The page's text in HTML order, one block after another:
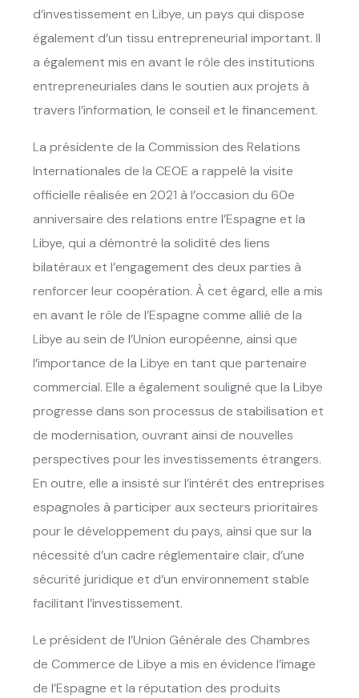
d’investissement en Libye, un pays qui dispose
également d’un tissu entrepreneurial important. Il
a également mis en avant le rôle des institutions
entrepreneuriales dans le soutien aux projets à
travers l’information, le conseil et le financement.
La présidente de la Commission des Relations
Internationales de la CEOE a rappelé la visite
officielle réalisée en 2021 à l’occasion du 60e
anniversaire des relations entre l’Espagne et la
Libye, qui a démontré la solidité des liens
bilatéraux et l’engagement des deux parties à
renforcer leur coopération. À cet égard, elle a mis
en avant le rôle de l’Espagne comme allié de la
Libye au sein de l’Union européenne, ainsi que
l’importance de la Libye en tant que partenaire
commercial. Elle a également souligné que la Libye
progresse dans son processus de stabilisation et
de modernisation, ouvrant ainsi de nouvelles
perspectives pour les investissements étrangers.
En outre, elle a insisté sur l’intérêt des entreprises
espagnoles à participer aux secteurs prioritaires
pour le développement du pays, ainsi que sur la
nécessité d’un cadre réglementaire clair, d’une
sécurité juridique et d’un environnement stable
facilitant l’investissement.
Le président de l’Union Générale des Chambres
de Commerce de Libye a mis en évidence l’image
de l’Espagne et la réputation des produits